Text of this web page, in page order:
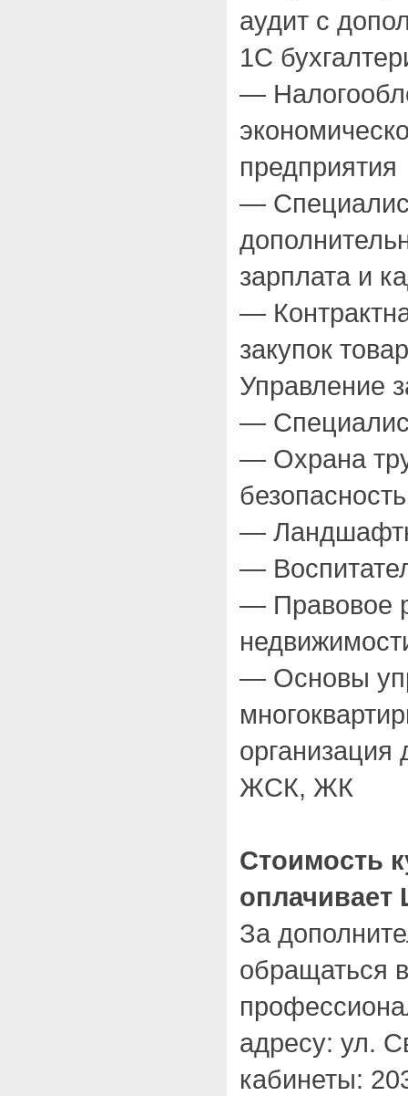
аудит с
1С
—
предприятия
—
зарплата и
—
закупок
Управление
—
— Охрана
безопасность
—
—
— Правовое
— Основы
ЖСК, ЖК
Стоимость
оплачивает
За
обращаться
адресу: ул.
кабинеты: